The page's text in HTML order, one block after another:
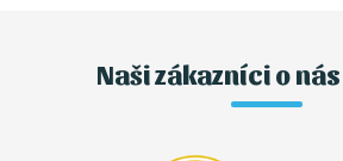
Naši zákazníci o